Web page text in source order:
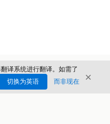
译系统进行翻译。如需了
切换为英语 而非现在 关闭